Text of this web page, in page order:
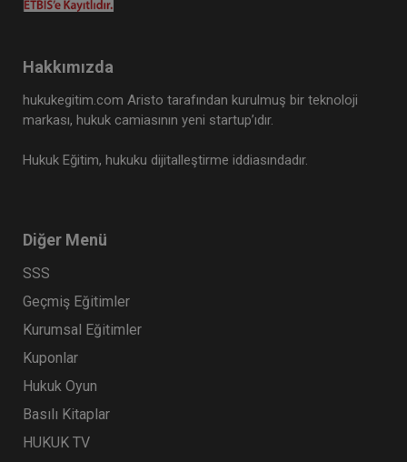
Hakkımızda
hukukegitim.com Aristo tarafından kurulmuş bir teknoloji
markası, hukuk camiasının yeni startup’ıdır.
Hukuk Eğitim, hukuku dijitalleştirme iddiasındadır.
Diğer Menü
SSS
Geçmiş Eğitimler
Kurumsal Eğitimler
Kuponlar
Hukuk Oyun
Basılı Kitaplar
HUKUK TV